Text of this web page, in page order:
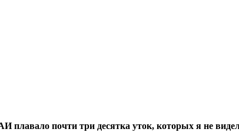
плавало почти три десятка уток, которых я не